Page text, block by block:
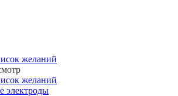
желаний
желаний
электроды